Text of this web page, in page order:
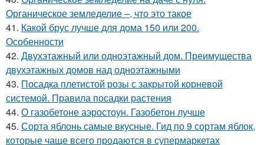
Органическое земледелие –, что это такое
41. Какой брус лучше для дома 150 или 200.
Особенности
42. Двухэтажный или одноэтажный дом. Преимущества
двухэтажных домов над одноэтажными
43. Посадка плетистой розы с закрытой корневой
системой. Правила посадки растения
44. О газобетоне аэростоун. Газобетон лучше
45. Сорта яблонь самые вкусные. Гид по 9 сортам яблок,
которые чаще всего продаются в супермаркетах